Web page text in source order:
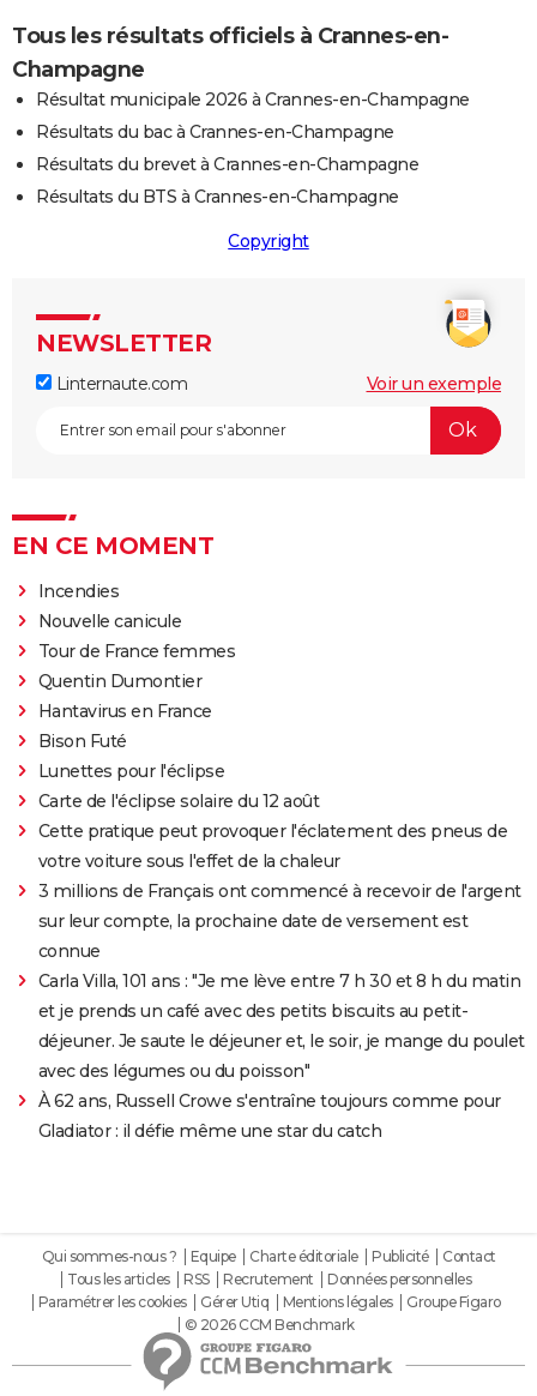
Tous les résultats officiels à Crannes-en-
Champagne
Résultat municipale 2026 à Crannes-en-Champagne
Résultats du bac à Crannes-en-Champagne
Résultats du brevet à Crannes-en-Champagne
Résultats du BTS à Crannes-en-Champagne
Copyright
NEWSLETTER
Linternaute.com Voir un exemple
EN CE MOMENT
Incendies
Nouvelle canicule
Tour de France femmes
Quentin Dumontier
Hantavirus en France
Bison Futé
Lunettes pour l'éclipse
Carte de l'éclipse solaire du 12 août
Cette pratique peut provoquer l'éclatement des pneus de
votre voiture sous l'effet de la chaleur
3 millions de Français ont commencé à recevoir de l'argent
sur leur compte, la prochaine date de versement est
connue
Carla Villa, 101 ans : "Je me lève entre 7 h 30 et 8 h du matin
et je prends un café avec des petits biscuits au petit-
déjeuner. Je saute le déjeuner et, le soir, je mange du poulet
avec des légumes ou du poisson"
À 62 ans, Russell Crowe s'entraîne toujours comme pour
Gladiator : il défie même une star du catch
Qui sommes-nous ? Equipe Charte éditoriale Publicité
Contact
Tous les articles
RSS Recrutement
Données personnelles
Paramétrer les cookies
Gérer Utiq Mentions légales
Groupe Figaro
© 2026 CCM Benchmark